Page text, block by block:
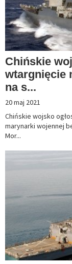
Chińskie
wtargnięcie
na s...
20 maj 2021
Chińskie wojsko
marynarki wojennej
Mor...